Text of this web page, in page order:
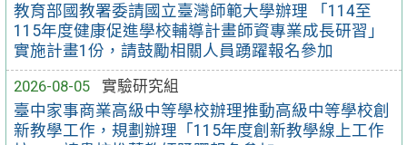
教育部國教署委請國立臺灣師範大學辦理 「114至
115年度健康促進學校輔導計畫師資專業成長研習」
實施計畫1份，請鼓勵相關人員踴躍報名參加
2026-08-05
實驗研究組
臺中家事商業高級中等學校辦理推動高級中等學校創
新教學工作，規劃辦理「115年度創新教學線上工作